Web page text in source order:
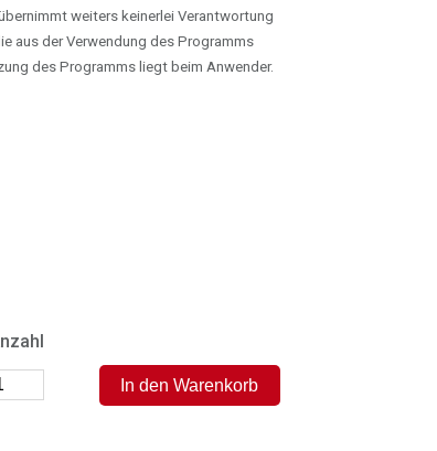
weiters keinerlei Verantwortung
aus der Verwendung des Programms
des Programms liegt beim Anwender.